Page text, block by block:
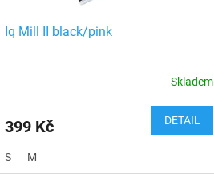
Iq Mill II black/pink
Skladem
399 Kč DETAIL
S M